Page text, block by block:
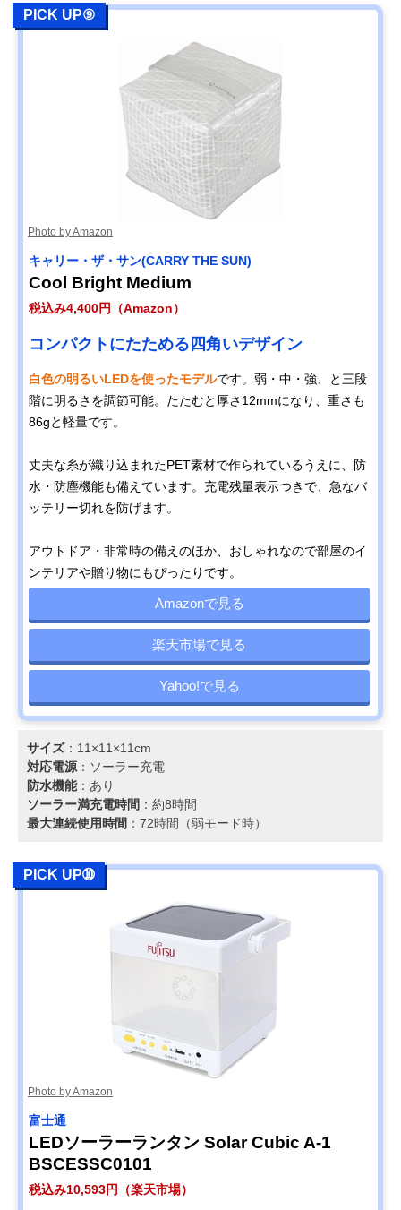
PICK UP⑨
Photo by Amazon
キャリー・ザ・サン(CARRY THE SUN)
Cool Bright Medium
税込み4,400円（Amazon）
コンパクトにたためる四角いデザイン
白色の明るいLEDを使ったモデルです。弱・中・強、と三段
階に明るさを調節可能。たたむと厚さ12mmになり、重さも
86gと軽量です。
丈夫な糸が織り込まれたPET素材で作られているうえに、防
水・防塵機能も備えています。充電残量表示つきで、急なバ
ッテリー切れを防げます。
アウトドア・非常時の備えのほか、おしゃれなので部屋のイ
ンテリアや贈り物にもぴったりです。
Amazonで見る
楽天市場で見る
Yahoo!で見る
サイズ：11×11×11cm
対応電源：‎ソーラー充電
防水機能：あり
ソーラー満充電時間 ：約8時間
最大連続使用時間 ：72時間（弱モード時）
PICK UP➉
Photo by Amazon
富士通
LEDソーラーランタン Solar Cubic A-1
BSCESSC0101
税込み10,593円（楽天市場）